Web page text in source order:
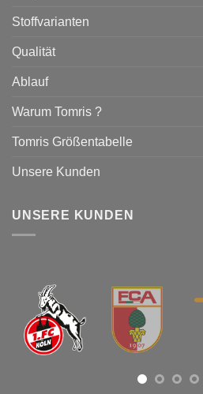
Stoffvarianten
Qualität
Ablauf
Warum Tomris ?
Tomris Größentabelle
Unsere Kunden
UNSERE KUNDEN